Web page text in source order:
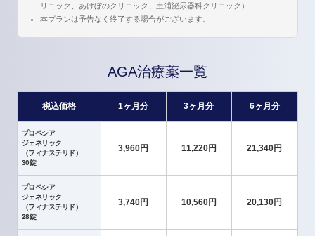
リニック、あけぼのクリニック、土浦泌尿器科クリニック）
本プランは予告なく終了する場合がございます。
AGA治療薬一覧
税込価格 1ヶ月分 3ヶ月分 6ヶ月分
プロペシア
ジェネリック
（フィナステリド）
30錠
3,960円 11,220円 21,340円
プロペシア
ジェネリック
（フィナステリド）
28錠
3,740円 10,560円 20,130円